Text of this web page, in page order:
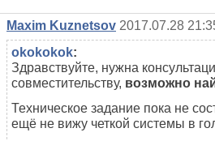
Maxim Kuznetsov 2017.07.28
okokokok:
Здравствуйте, нужна
совместительству, возможно
Техническое задание пока не
ещё не вижу четкой системы в